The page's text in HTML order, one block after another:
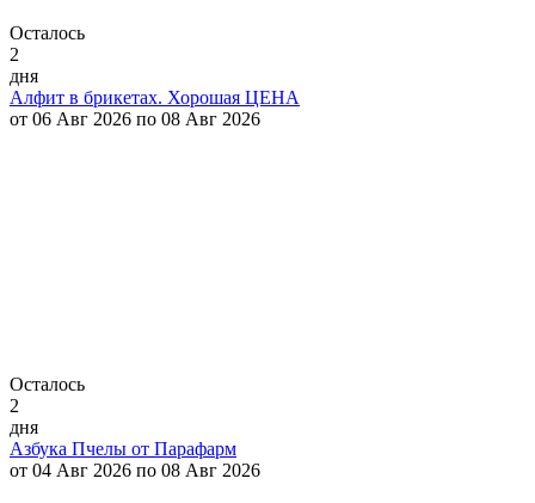
Осталось
2
дня
Алфит в брикетах. Хорошая ЦЕНА
от 06 Авг 2026 по 08 Авг 2026
Осталось
2
дня
Азбука Пчелы от Парафарм
от 04 Авг 2026 по 08 Авг 2026